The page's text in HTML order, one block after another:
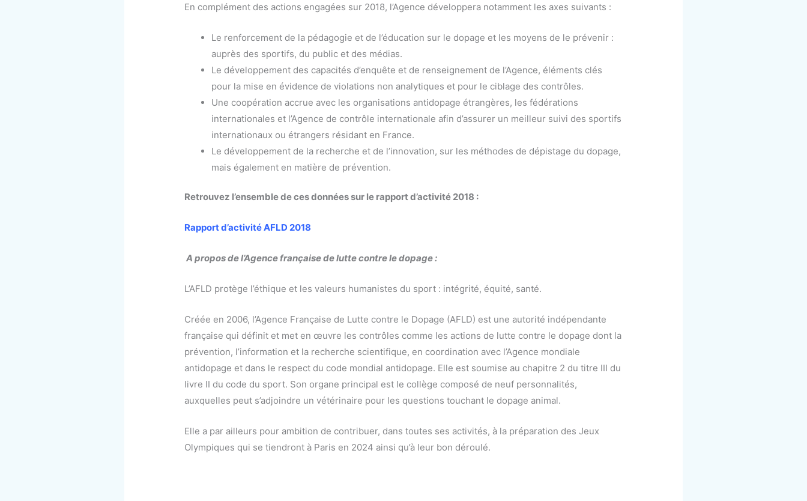
En complément des actions engagées sur 2018, l’Agence développera notamment les axes suivants :
Le renforcement de la pédagogie et de l’éducation sur le dopage et les moyens de le prévenir :
auprès des sportifs, du public et des médias.
Le développement des capacités d’enquête et de renseignement de l’Agence, éléments clés
pour la mise en évidence de violations non analytiques et pour le ciblage des contrôles.
Une coopération accrue avec les organisations antidopage étrangères, les fédérations
internationales et l’Agence de contrôle internationale afin d’assurer un meilleur suivi des sportifs
internationaux ou étrangers résidant en France.
Le développement de la recherche et de l’innovation, sur les méthodes de dépistage du dopage,
mais également en matière de prévention.
Retrouvez l’ensemble de ces données sur le rapport d’activité 2018 :
Rapport d’activité AFLD 2018
A propos de l’Agence française de lutte contre le dopage :
L’AFLD protège l’éthique et les valeurs humanistes du sport : intégrité, équité, santé.
Créée en 2006, l’Agence Française de Lutte contre le Dopage (AFLD) est une autorité indépendante
française qui définit et met en œuvre les contrôles comme les actions de lutte contre le dopage dont la
prévention, l’information et la recherche scientifique, en coordination avec l’Agence mondiale
antidopage et dans le respect du code mondial antidopage. Elle est soumise au chapitre 2 du titre III du
livre II du code du sport. Son organe principal est le collège composé de neuf personnalités,
auxquelles peut s’adjoindre un vétérinaire pour les questions touchant le dopage animal.
Elle a par ailleurs pour ambition de contribuer, dans toutes ses activités, à la préparation des Jeux
Olympiques qui se tiendront à Paris en 2024 ainsi qu’à leur bon déroulé.